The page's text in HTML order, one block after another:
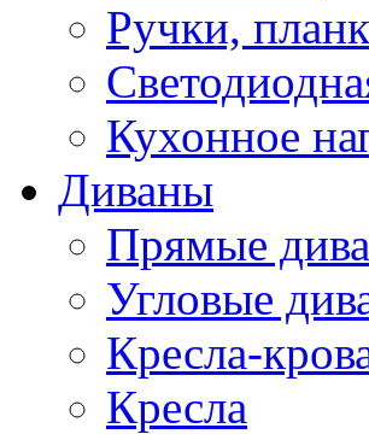
Ручки,
Кухонное
Диваны
Прямые
Угловые
Кресла-
Кресла